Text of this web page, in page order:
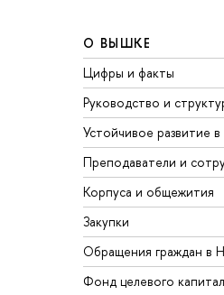
О ВЫШКЕ
Цифры и факты
Руководство и
Устойчивое развитие
Преподаватели и
Корпуса и общежития
Закупки
Обращения граждан в
Фонд целевого